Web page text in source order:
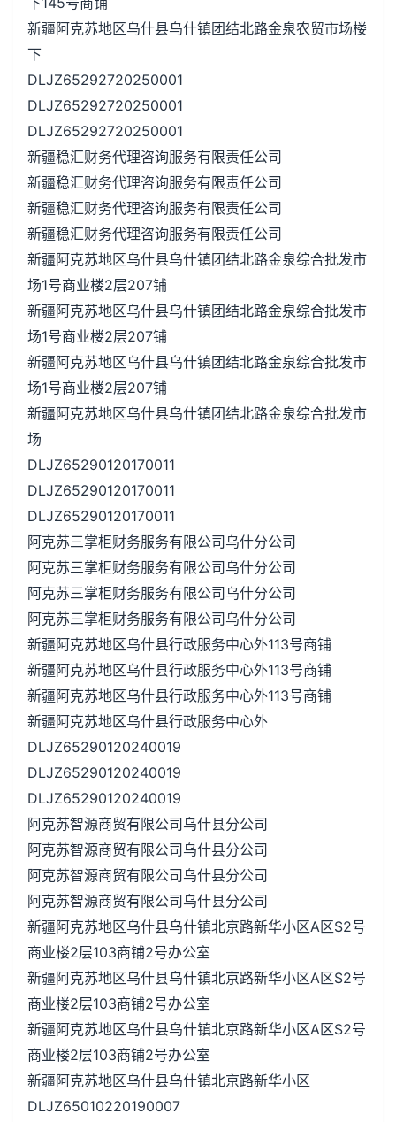
新疆阿克苏地区乌什县乌什镇团结北路金泉农贸市场楼
下
DLJZ65292720250001
DLJZ65292720250001
DLJZ65292720250001
新疆稳汇财务代理咨询服务有限责任公司
新疆稳汇财务代理咨询服务有限责任公司
新疆稳汇财务代理咨询服务有限责任公司
新疆稳汇财务代理咨询服务有限责任公司
新疆阿克苏地区乌什县乌什镇团结北路金泉综合批发市
场1号商业楼2层207铺
新疆阿克苏地区乌什县乌什镇团结北路金泉综合批发市
场1号商业楼2层207铺
新疆阿克苏地区乌什县乌什镇团结北路金泉综合批发市
场1号商业楼2层207铺
新疆阿克苏地区乌什县乌什镇团结北路金泉综合批发市
场
DLJZ65290120170011
DLJZ65290120170011
DLJZ65290120170011
阿克苏三掌柜财务服务有限公司乌什分公司
阿克苏三掌柜财务服务有限公司乌什分公司
阿克苏三掌柜财务服务有限公司乌什分公司
阿克苏三掌柜财务服务有限公司乌什分公司
新疆阿克苏地区乌什县行政服务中心外113号商铺
新疆阿克苏地区乌什县行政服务中心外113号商铺
新疆阿克苏地区乌什县行政服务中心外113号商铺
新疆阿克苏地区乌什县行政服务中心外
DLJZ65290120240019
DLJZ65290120240019
DLJZ65290120240019
阿克苏智源商贸有限公司乌什县分公司
阿克苏智源商贸有限公司乌什县分公司
阿克苏智源商贸有限公司乌什县分公司
阿克苏智源商贸有限公司乌什县分公司
新疆阿克苏地区乌什县乌什镇北京路新华小区A区S2号
商业楼2层103商铺2号办公室
新疆阿克苏地区乌什县乌什镇北京路新华小区A区S2号
商业楼2层103商铺2号办公室
新疆阿克苏地区乌什县乌什镇北京路新华小区A区S2号
商业楼2层103商铺2号办公室
新疆阿克苏地区乌什县乌什镇北京路新华小区
DLJZ65010220190007